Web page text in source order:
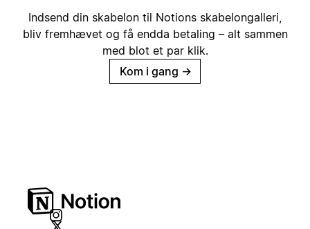
Indsend din skabelon til Notions skabelongalleri,
bliv fremhævet og få endda betaling – alt sammen
med blot et par klik.
Kom i gang →